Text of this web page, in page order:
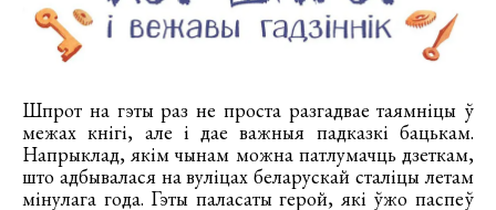
Шпрот на гэты раз не проста разгадвае таямніцы ў
межах кнігі, але і дае важныя падказкі бацькам.
Напрыклад, якім чынам можна патлумачць дзеткам,
што адбывалася на вуліцах беларускай сталіцы летам
мінулага года. Гэты паласаты герой, які ўжо паспеў